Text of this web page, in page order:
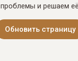
проблемы и решаем
Обновить страницу